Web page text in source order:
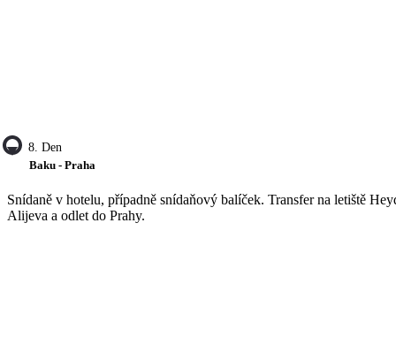
8. Den
Baku - Praha
Snídaně v hotelu, případně snídaňový balíček. Transfer na letiště
Alijeva a odlet do Prahy.